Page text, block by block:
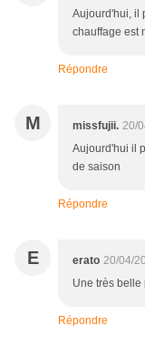
Aujourd'hui, il
chauffage est
Répondre
M missfujii. 20/
Aujourd'hui il
de saison
Répondre
E erato 20/04/
Une très belle
Répondre